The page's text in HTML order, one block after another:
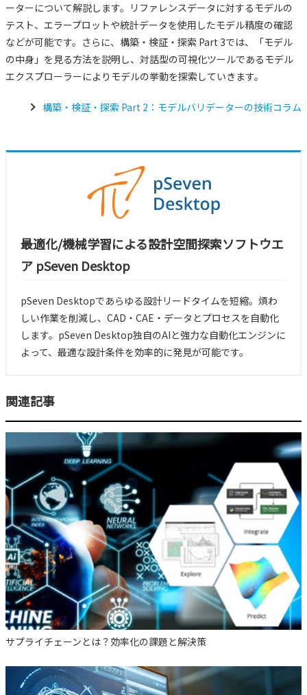
ーターについて解説します。リファレンスデータに対するモデルの
テスト、エラープロットや統計データを使用したモデル精度の確認
などが可能です。さらに、構築・検証・探索 Part 3では、「モデル
の中身」を見る方法を説明し、対話型の可視化ツールであるモデル
エクスプローラーによりモデルの挙動を探索していきます。
構築・検証・探索 Part 2：モデルバリデーターの技術コラム
最適化/機械学習による設計空間探索ソフトウエ
ア pSeven Desktop
pSeven Desktopであらゆる設計リードタイムを短縮。煩わ
しい作業を削減し、CAD・CAE・データとプロセスを自動化
します。pSeven Desktop独自のAIと強力な自動化エンジンに
よって、最適な設計条件を効率的に発見が可能です。
関連記事
サプライチェーンとは？効率化の課題と解決策